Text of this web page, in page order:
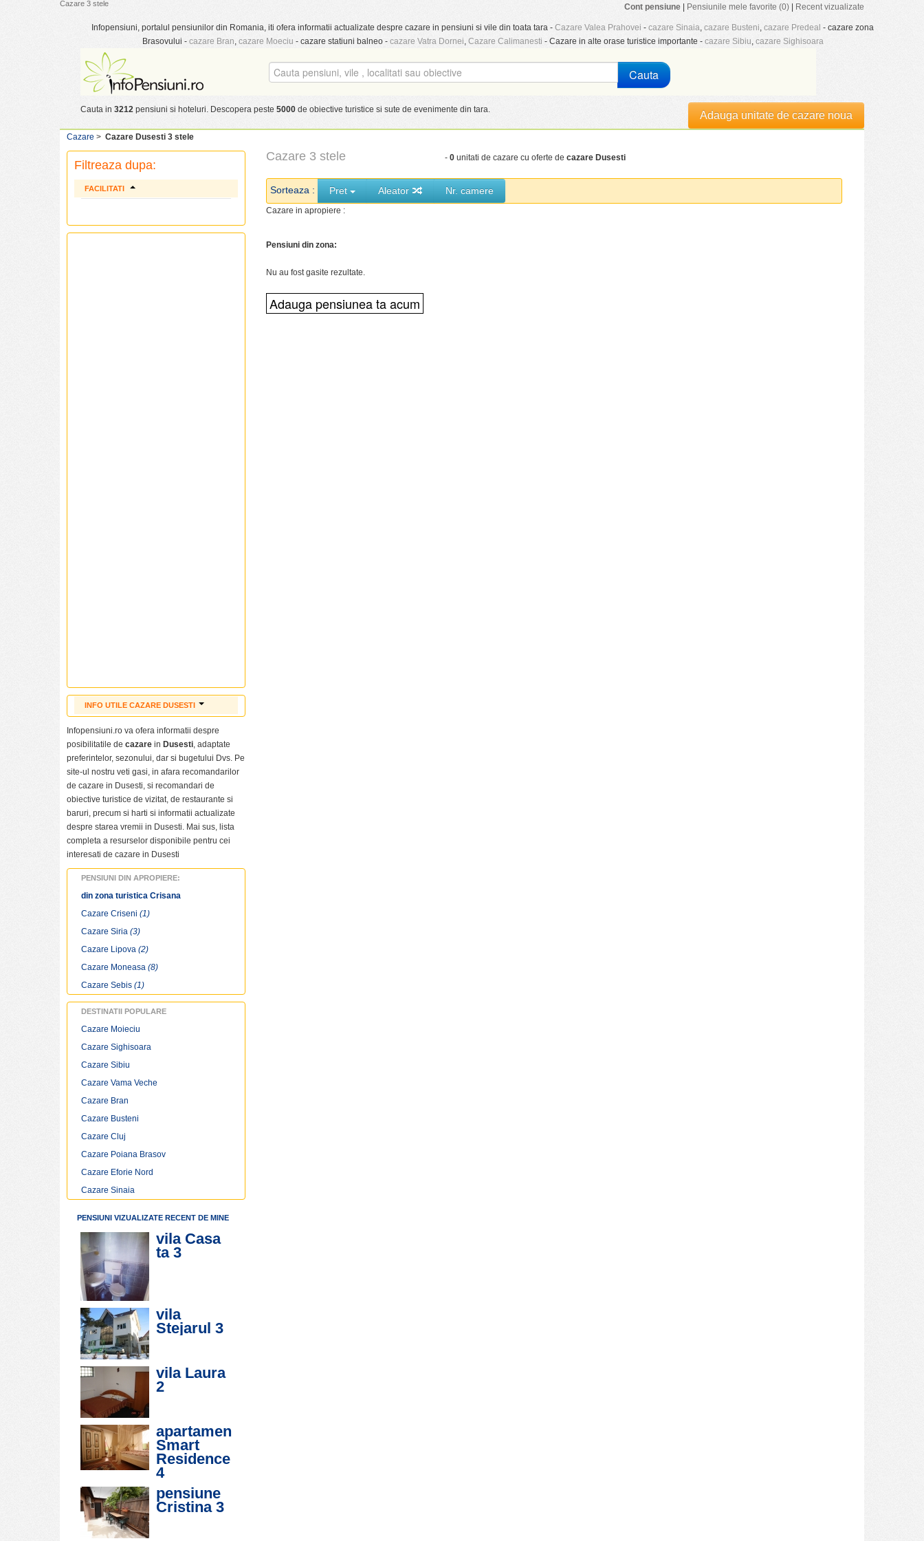
Cazare 3 stele Cont pensiune Pensiunile mele favorite (0) Recent vizualizate
Infopensiuni, portalul pensiunilor din Romania, iti ofera informatii actualizate despre cazare in pensiuni si vile din toata tara - Cazare Valea Prahovei - cazare Sinaia, cazare Busteni, cazare Predeal - cazare zona
Brasovului - cazare Bran, cazare Moeciu - cazare statiuni balneo - cazare Vatra Dornei, Cazare Calimanesti - Cazare in alte orase turistice importante - cazare Sibiu, cazare Sighisoara
Cauta
Cauta in 3212 pensiuni si hoteluri. Descopera peste 5000 de obiective turistice si sute de evenimente din tara. Adauga unitate de cazare noua
Cazare > Cazare Dusesti 3 stele
Filtreaza dupa:
FACILITATI
INFO UTILE CAZARE DUSESTI
Cazare ieftina Dusesti
Cazare Dusesti
Pensiuni ieftine Dusesti
Pensiuni cu piscina Dusesti
Tarife cazare Dusesti
Cazare pensiuni Dusesti
Cazare vile Dusesti
Cazare hoteluri Dusesti
Revelion Dusesti
Craciun Dusesti
Paste Dusesti
InformatiiDusesti
Sarbatori traditionale Dusesti
Specialitati culinare Dusesti
Restaurante si cluburi Dusesti
Vremea Dusesti
Infopensiuni.ro va ofera informatii despre
posibilitatile de cazare in Dusesti, adaptate
preferintelor, sezonului, dar si bugetului Dvs. Pe
site-ul nostru veti gasi, in afara recomandarilor
de cazare in Dusesti, si recomandari de
obiective turistice de vizitat, de restaurante si
baruri, precum si harti si informatii actualizate
despre starea vremii in Dusesti. Mai sus, lista
completa a resurselor disponibile pentru cei
interesati de cazare in Dusesti
PENSIUNI DIN APROPIERE:
din zona turistica Crisana
Cazare Criseni (1)
Cazare Siria (3)
Cazare Lipova (2)
Cazare Moneasa (8)
Cazare Sebis (1)
DESTINATII POPULARE
Cazare Moieciu
Cazare Sighisoara
Cazare Sibiu
Cazare Vama Veche
Cazare Bran
Cazare Busteni
Cazare Cluj
Cazare Poiana Brasov
Cazare Eforie Nord
Cazare Sinaia
PENSIUNI VIZUALIZATE RECENT DE MINE
vila Casa
ta 3
vila
Stejarul 3
vila Laura
2
apartament
Smart
Residence
4
pensiune
Cristina 3
Cazare 3 stele - 0unitati de cazare cu oferte de cazare Dusesti
Sorteaza : Pret Aleator Nr. camere
Cazare in apropiere :
Pensiuni din zona:
Nu au fost gasite rezultate.